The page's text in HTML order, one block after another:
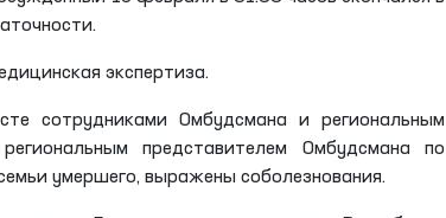
экспертиза.
сотрудниками Омбудсмана и региональным
представителем Омбудсмана по
умершего, выражены соболезнования.